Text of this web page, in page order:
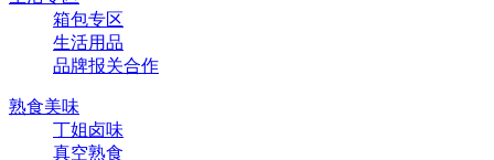
箱包专区
生活用品
品牌报关合作
熟食美味
丁姐卤味
真空熟食